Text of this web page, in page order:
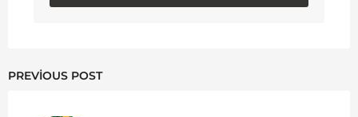
PREVIOUS POST